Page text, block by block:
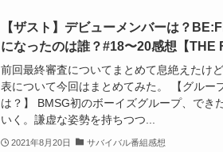
【ザスト】デビューメンバーは？
になったのは誰？#18〜20感想【THE
前回最終審査についてまとめて息絶えたけ
表について今回はまとめてみた。 【グルー
は？】 BMSG初のボーイズグループ、でき
いく。謙虚な姿勢を持ちつつ...
2021年8月20日 サバイバル番組感想